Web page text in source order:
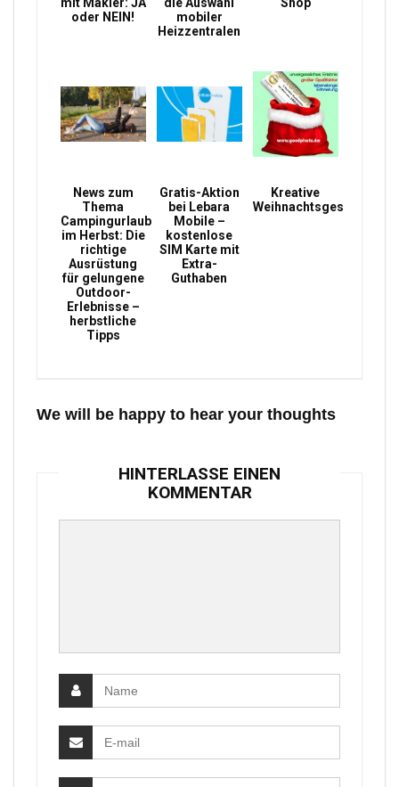
mit Makler: JA
oder NEIN!
die Auswahl
mobiler
Heizzentralen
Shop
News zum
Thema
Campingurlaub
im Herbst: Die
richtige
Ausrüstung
für gelungene
Outdoor-
Erlebnisse –
herbstliche
Tipps
Gratis-Aktion
bei Lebara
Mobile –
kostenlose
SIM Karte mit
Extra-
Guthaben
Kreative
Weihnachtsgeschenke
We will be happy to hear your thoughts
HINTERLASSE EINEN
KOMMENTAR